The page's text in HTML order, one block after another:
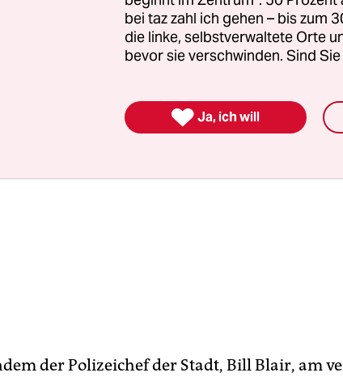
zieht und homophobe
Liberalen stammelt, verneinte er
der Polizeichef der Stadt, Bill Blair, am
bei taz zahl ich gehen – bis zum
die linke, selbstverwaltete Orte
bevor sie verschwinden. Sind
 Ja, ich will